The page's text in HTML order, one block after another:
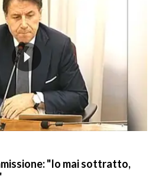
"Io mai sottratto,